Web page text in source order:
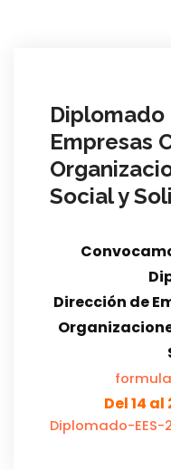
Empresas
Social y
Dirección de
Del 14
Diplomado-EES-